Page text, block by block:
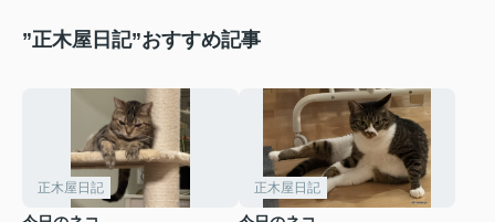
”正木屋日記”おすすめ記事
正木屋日記 正木屋日記